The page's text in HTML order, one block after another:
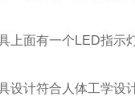
面有一个LED指示灯
计符合人体工学设计